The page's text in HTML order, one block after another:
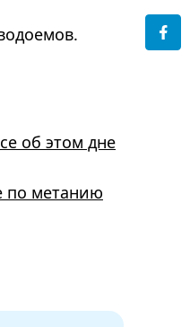
об этом дне
по метанию